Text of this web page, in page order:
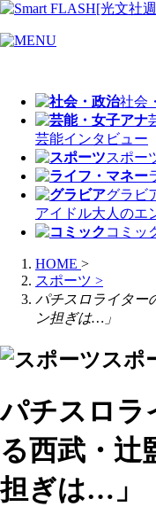
社会
芸能インタビュー
スポー
グラビ
アイドル大人のエ
コミッ
HOME >
スポーツ >
パチスロライター
ン担ぎは…」
スポ
パチスロラ
る西武・辻
担ぎは…」